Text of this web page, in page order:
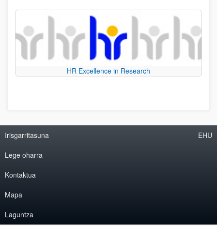
HR Excellence in Research
Irisgarritasuna
Lege oharra
Kontaktua
Mapa
Laguntza
EHU